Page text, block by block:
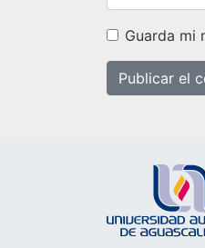
Guarda mi